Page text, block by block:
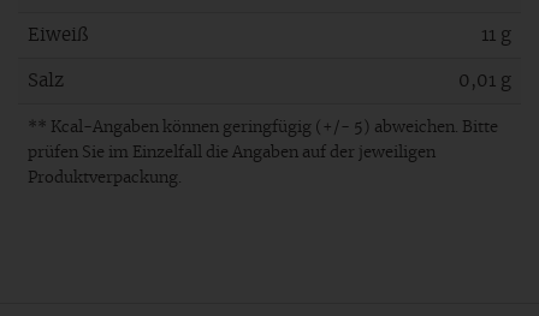
Eiweiß 11 g
Salz 0,01 g
** Kcal-Angaben können geringfügig (+/- 5) abweichen. Bitte
prüfen Sie im Einzelfall die Angaben auf der jeweiligen
Produktverpackung.